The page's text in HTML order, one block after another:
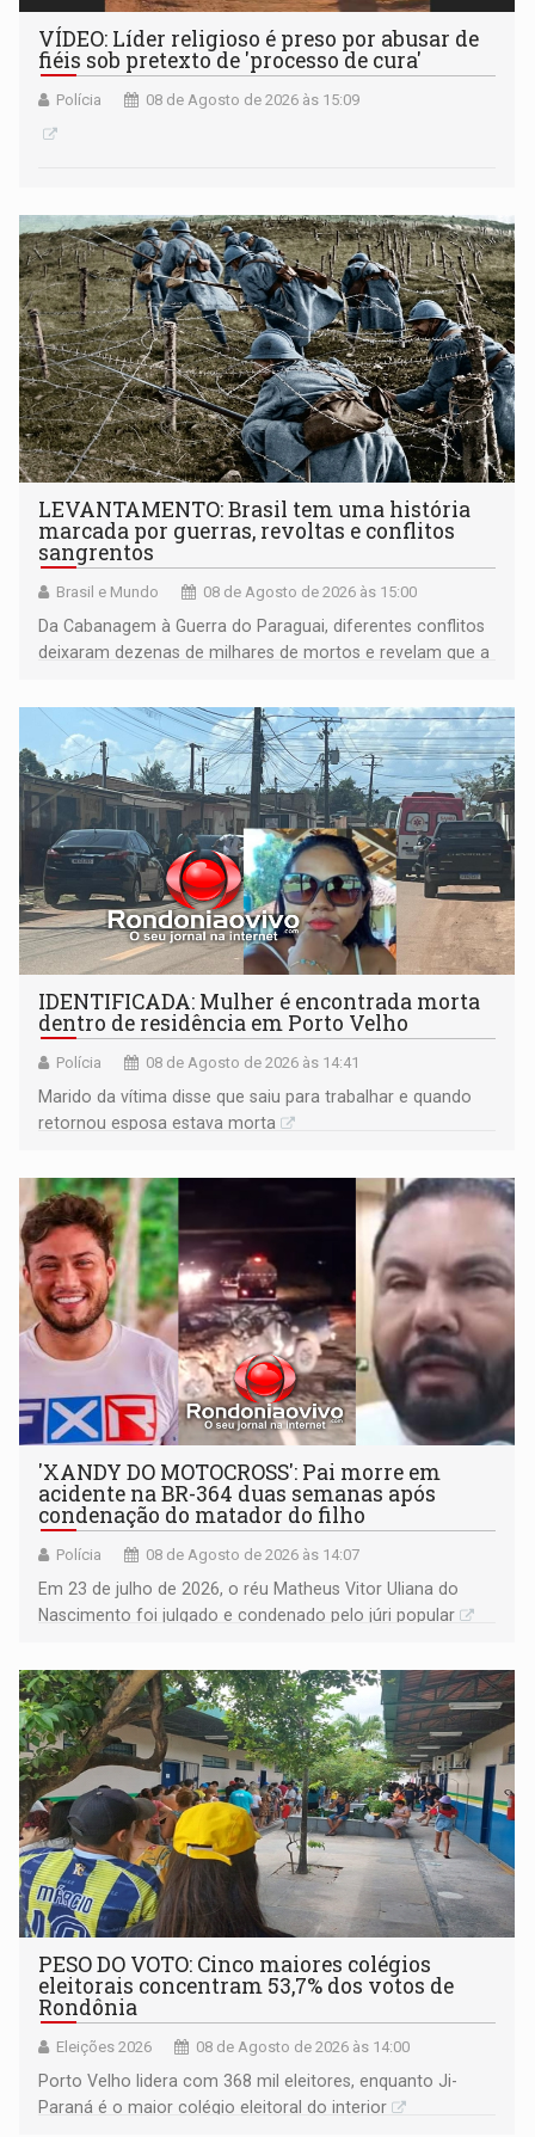
VÍDEO: Líder religioso é preso por abusar de
fiéis sob pretexto de 'processo de cura'
Polícia 08 de Agosto de 2026 às 15:09
LEVANTAMENTO: Brasil tem uma história
marcada por guerras, revoltas e conflitos
sangrentos
Brasil e Mundo 08 de Agosto de 2026 às 15:00
Da Cabanagem à Guerra do Paraguai, diferentes conflitos
deixaram dezenas de milhares de mortos e revelam que a
territoriais e sociais
IDENTIFICADA: Mulher é encontrada morta
dentro de residência em Porto Velho
Polícia 08 de Agosto de 2026 às 14:41
Marido da vítima disse que saiu para trabalhar e quando
retornou esposa estava morta
'XANDY DO MOTOCROSS': Pai morre em
acidente na BR-364 duas semanas após
condenação do matador do filho
Polícia 08 de Agosto de 2026 às 14:07
Em 23 de julho de 2026, o réu Matheus Vitor Uliana do
Nascimento foi julgado e condenado pelo júri popular
PESO DO VOTO: Cinco maiores colégios
eleitorais concentram 53,7% dos votos de
Rondônia
Eleições 2026 08 de Agosto de 2026 às 14:00
Porto Velho lidera com 368 mil eleitores, enquanto Ji-
Paraná é o maior colégio eleitoral do interior